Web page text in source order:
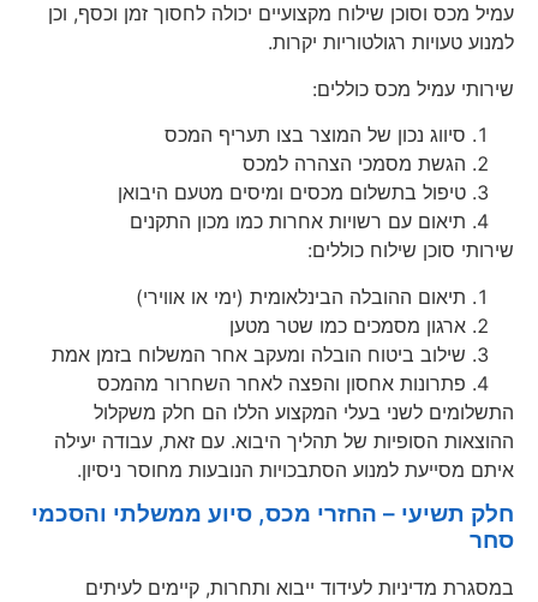
עמיל מכס וסוכן שילוח מקצועיים יכולה לחסוך זמן וכסף, וכן
למנוע טעויות רגולטוריות יקרות.
שירותי עמיל מכס כוללים:
סיווג נכון של המוצר בצו תעריף המכס
הגשת מסמכי הצהרה למכס
טיפול בתשלום מכסים ומיסים מטעם היבואן
תיאום עם רשויות אחרות כמו מכון התקנים
שירותי סוכן שילוח כוללים:
תיאום ההובלה הבינלאומית (ימי או אווירי)
ארגון מסמכים כמו שטר מטען
שילוב ביטוח הובלה ומעקב אחר המשלוח בזמן אמת
פתרונות אחסון והפצה לאחר השחרור מהמכס
התשלומים לשני בעלי המקצוע הללו הם חלק משקלול
ההוצאות הסופיות של תהליך היבוא. עם זאת, עבודה יעילה
איתם מסייעת למנוע הסתבכויות הנובעות מחוסר ניסיון.
חלק תשיעי – החזרי מכס, סיוע ממשלתי והסכמי
סחר
במסגרת מדיניות לעידוד ייבוא ותחרות, קיימים לעיתים